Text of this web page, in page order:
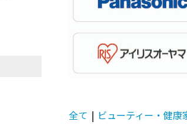
全て | ビューティー・健康